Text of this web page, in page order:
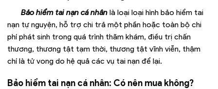
Bảo hiểm tai nạn cá nhân là loại loại hình bảo hiểm tai
nạn tự nguyện, hỗ trợ chi trả một phần hoặc toàn bộ chi
phí phát sinh trong quá trình thăm khám, điều trị chấn
thương, thương tật tạm thời, thương tật vĩnh viễn, thậm
chí là tử vong do hệ quả các vụ tai nạn để lại.
Bảo hiểm tai nạn cá nhân: Có nên mua không?